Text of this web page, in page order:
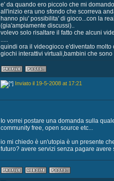
e' da quando ero piccolo che mi
all'inizio era uno sfondo che scorreva
hanno piu' possibilita' di gioco...con la
(gia'ampiamente discussi)..
volevo solo risaltare il fatto che alcuni
.....
quindi ora il videogioco e'diventato
giochi interattivi virtuali,bambini che
Inviato il 19-5-2008 at 17:21
Io vorrei postare una domanda sulla
community free, open source etc...
io mi chiedo è un'utopia è un presente
futuro? avere servizi senza pagare